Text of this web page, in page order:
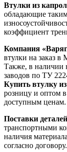
Втулки из
обладающие
коэффициент
Компания
втулки на заказ в
Также, в наличии
заводов по ТУ
Купить втулку
розницу и оптом
доступным ценам.
Поставки деталей
транспортными
наличия
согласно договору.